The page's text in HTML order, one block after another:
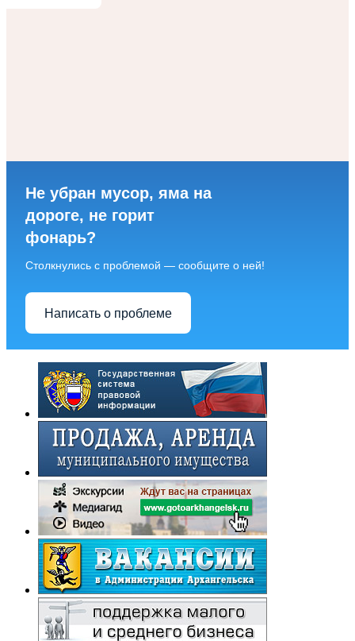
Не убран мусор, яма на
дороге, не горит
фонарь?
Столкнулись с проблемой — сообщите о ней!
Написать о проблеме